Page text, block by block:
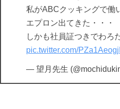
私がABCクッキングで働
エプロン出てきた・・・
しかも社員証つきでわろ
pic.twitter.com/PZa1AeogjI
— 望月先生